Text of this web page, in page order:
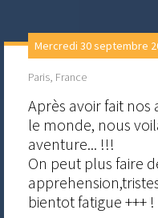
Mercredi 30 septembre
Paris, France
Après avoir fait
le monde, nous
aventure... !!!
On peut plus faire
bientot fatigue +++ !